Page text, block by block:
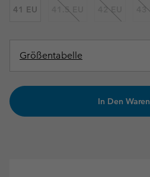
41 EU 41.5 EU 42 EU 43
Größentabelle
In Den